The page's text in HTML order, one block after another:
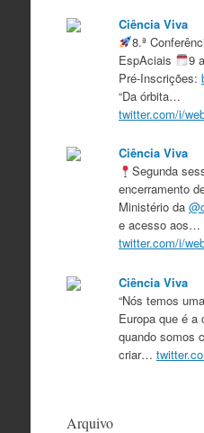
Ciência Viva
8.ª
EspAciais
9
Pré-Inscrições:
“Da órbita…
twitter.com/i/
Ciência Viva
Segunda
encerramento
Ministério da
e acesso aos…
twitter.com/i/
Ciência Viva
“Nós temos
Europa que é a
quando somos
criar…
Arquivo